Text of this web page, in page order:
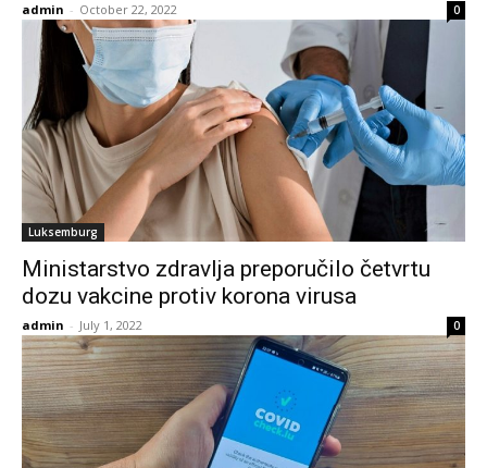
admin - October 22, 2022 0
Luksemburg
Ministarstvo zdravlja preporučilo četvrtu
dozu vakcine protiv korona virusa
admin - July 1, 2022 0